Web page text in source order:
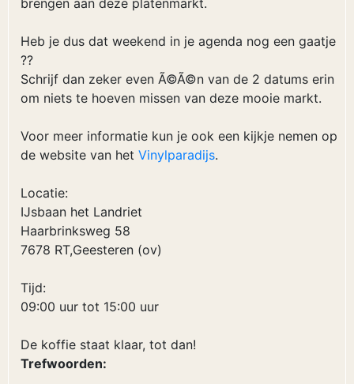
brengen aan deze platenmarkt.
Heb je dus dat weekend in je agenda nog een gaatje
??
Schrijf dan zeker even Ã©Ã©n van de 2 datums erin
om niets te hoeven missen van deze mooie markt.
Voor meer informatie kun je ook een kijkje nemen op
de website van het Vinylparadijs.
Locatie:
IJsbaan het Landriet
Haarbrinksweg 58
7678 RT,Geesteren (ov)
Tijd:
09:00 uur tot 15:00 uur
De koffie staat klaar, tot dan!
Trefwoorden: